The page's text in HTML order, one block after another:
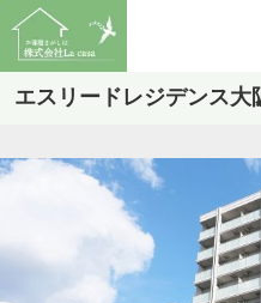
エスリードレジデンス大